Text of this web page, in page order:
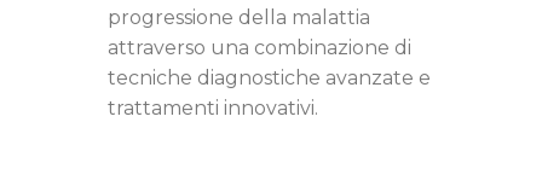
progressione della malattia
attraverso una combinazione di
tecniche diagnostiche avanzate e
trattamenti innovativi.